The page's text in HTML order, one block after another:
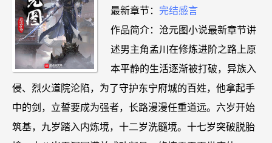
最新章节： 完结感言
作品简介：沧元图小说最新章节讲
述男主角孟川在修炼进阶之路上原
本平静的生活逐渐被打破，异族入
侵、烈火道院沦陷，为了守护东宁府城的百姓，他拿起手
中的剑，立誓要成为强者，长路漫漫任重道远。六岁开始
筑基，九岁踏入内炼境，十二岁洗髓境。十七岁突破脱胎